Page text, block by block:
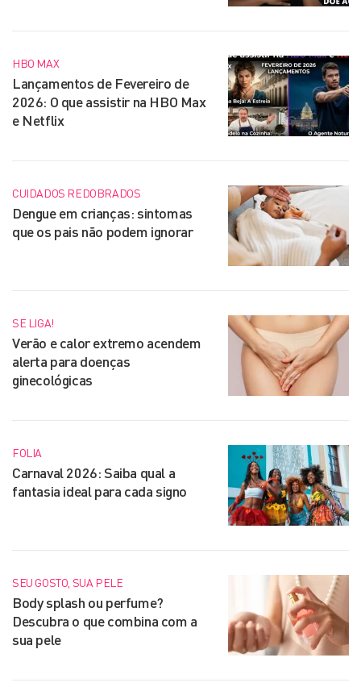
HBO MAX
Lançamentos de Fevereiro de
2026: O que assistir na HBO Max
e Netflix
CUIDADOS REDOBRADOS
Dengue em crianças: sintomas
que os pais não podem ignorar
SE LIGA!
Verão e calor extremo acendem
alerta para doenças
ginecológicas
FOLIA
Carnaval 2026: Saiba qual a
fantasia ideal para cada signo
SEU GOSTO, SUA PELE
Body splash ou perfume?
Descubra o que combina com a
sua pele